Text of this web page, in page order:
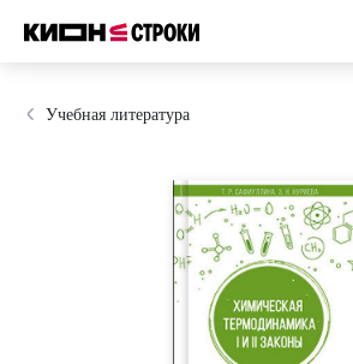
Учебная литература